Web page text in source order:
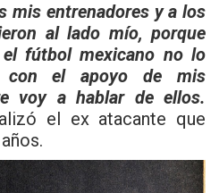
mis entrenadores y a los
al lado mío, porque
fútbol mexicano no lo
el apoyo de mis
voy a hablar de ellos.
el ex atacante que